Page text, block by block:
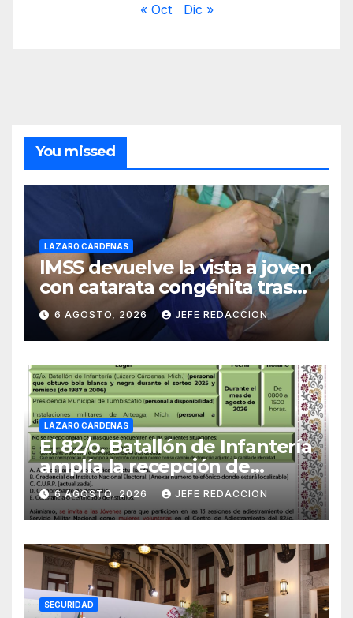
« Oct Dic »
You missed
LÁZARO CÁRDENAS
IMSS devuelve la vista a joven
con catarata congénita tras
23 años de limitación visual
6 AGOSTO, 2026 JEFE REDACCION
LÁZARO CÁRDENAS
El 82/o. Batallón de Infantería
amplía la recepción de
documentos para obtener La
Catilla del Servicio Militar
Nacional
6 AGOSTO, 2026 JEFE REDACCION
SEGURIDAD